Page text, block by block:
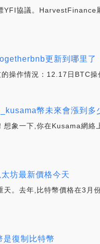
協議。HarvestFinance
更新到哪里了
操作情況：12.17日BTC
幣未來會漲到多
象一下,你在Kusama網
坊最新價格今天
。去年,比特幣價格在3月
是復制比特幣